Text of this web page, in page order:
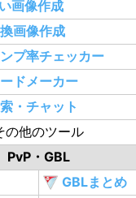
画像作成
画像作成
プ率チェッカー
ドメーカー
・チャット
の他のツール
PvP・GBL
GBLまとめ